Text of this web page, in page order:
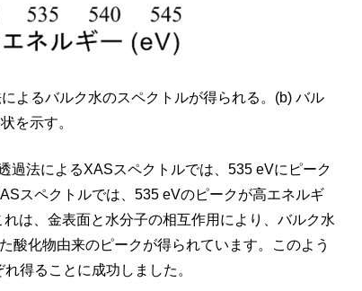
よるバルク水のスペクトルが得られる。(b) バル
を示す。
法によるXASスペクトルでは、535 eVにピーク
スペクトルでは、535 eVのピークが高エネルギ
は、金表面と水分子の相互作用により、バルク水
酸化物由来のピークが得られています。このよう
得ることに成功しました。